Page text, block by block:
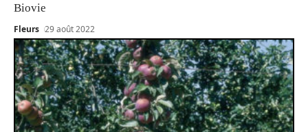
Biovie
Fleurs 29 août 2022